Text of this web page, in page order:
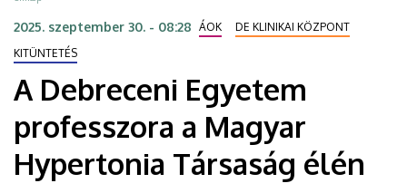
Magyar
Hypertonia
Társaság
élén
2025. szeptember 30. - 08:28 ÁOK
DE KLINIKAI KÖZPONT
KITÜNTETÉS
A Debreceni Egyetem
professzora a Magyar
Hypertonia Társaság élén